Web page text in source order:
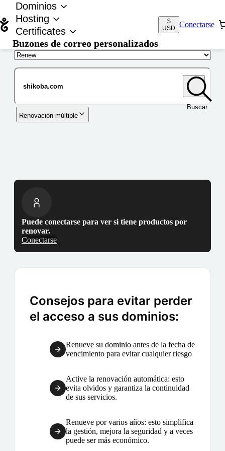
Dominios
Hosting
Certificates
Buzones de correo personalizados
$
USD
Conectarse
Buscar
Renovación múltiple
Puede conectarse para ver si tiene productos por
renovar.
Conectarse
Consejos para evitar perder
el acceso a sus dominios:
Renueve su dominio antes de la fecha de
vencimiento para evitar cualquier riesgo
Active la renovación automática: esto
evita olvidos y garantiza la continuidad
de sus servicios.
Renueve por varios años: esto simplifica
la gestión, mejora la seguridad y a veces
puede ser más económico.